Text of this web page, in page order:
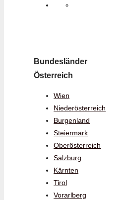
Bundesländer
Österreich
Wien
Niederösterreich
Burgenland
Steiermark
Oberösterreich
Salzburg
Kärnten
Tirol
Vorarlberg